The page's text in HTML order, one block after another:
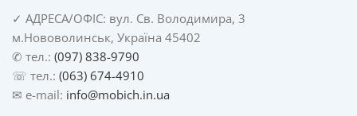
✓ АДРЕСА/ОФІС: вул. Св. Володимира, 3
м.Нововолинськ, Україна 45402
✆ тел.: (097) 838-9790
☏ тел.: (063) 674-4910
✉ e-mail: info@mobich.in.ua